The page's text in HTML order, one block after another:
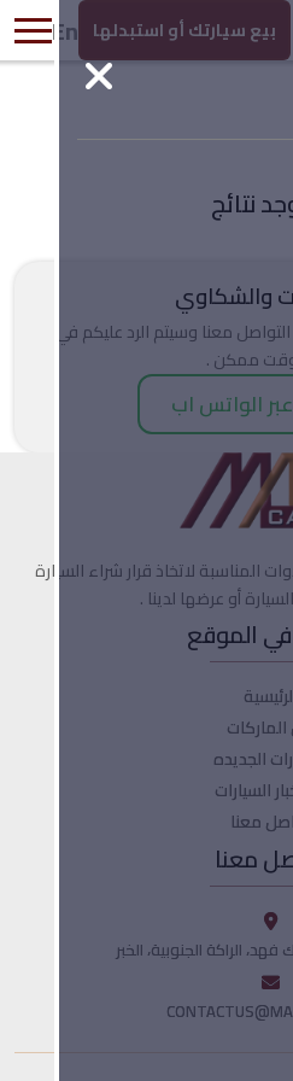
بيع سيارتك أو استبدلها En
نتائج
والشكاوي
معنا وسيتم الرد عليكم في
ممكن .
الواتس اب
المناسبة لاتخاذ قرار شراء السيارة
أو عرضها لدينا .
الموقع
الجديده
السيارات
معنا
معنا
الراكة الجنوبية، الخبر